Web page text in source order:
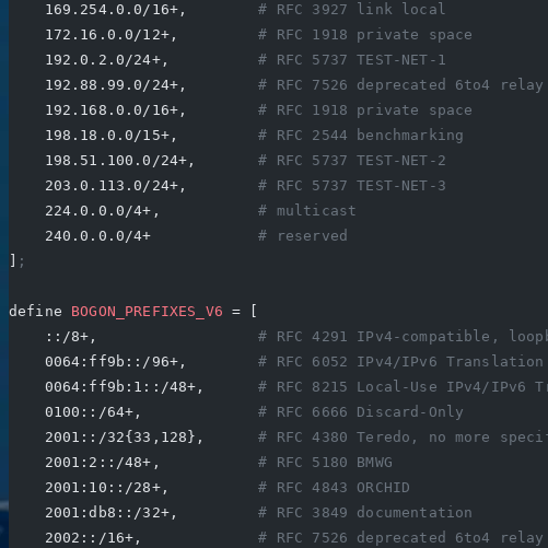
    169.254.0.0/16+,
# RFC 3927 link local
    172.16.0.0/12+,
# RFC 1918 private space
    192.0.2.0/24+,
# RFC 5737 TEST-NET-1
    192.88.99.0/24+,
# RFC 7526 deprecated 6to4
    192.168.0.0/16+,
# RFC 1918 private space
    198.18.0.0/15+,
# RFC 2544 benchmarking
    198.51.100.0/24+,
# RFC 5737 TEST-NET-2
    203.0.113.0/24+,
# RFC 5737 TEST-NET-3
    224.0.0.0/4+,
# multicast
    240.0.0.0/4+
# reserved
;
define BOGON_PREFIXES_V6 = [
    ::/8+,
# RFC 4291 IPv4-compatible,
    0064:ff9b::/96+,
# RFC 6052 IPv4/IPv6 Translation
    0064:ff9b:1::/48+,
# RFC 8215 Local-Use IPv4/IPv6
    0100::/64+,
# RFC 6666 Discard-Only
    2001::/32{33,128},
# RFC 4380 Teredo, no more
    2001:2::/48+,
# RFC 5180 BMWG
    2001:10::/28+,
# RFC 4843 ORCHID
    2001:db8::/32+,
# RFC 3849 documentation
    2002::/16+,
# RFC 7526 deprecated 6to4